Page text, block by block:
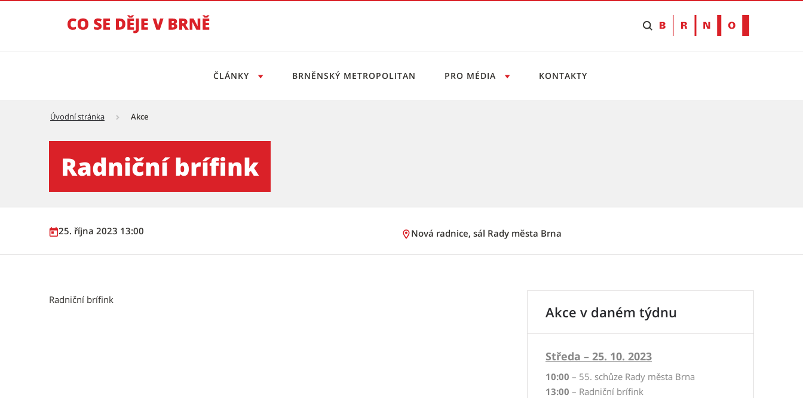
Radniční brífink - Tiskový servis
ČLÁNKY BRNĚNSKÝ METROPOLITAN PRO MÉDIA KONTAKTY
Úvodní stránka Akce
Radniční brífink
25. října 2023 13:00 Nová radnice, sál Rady města Brna
Radniční brífink
Akce v daném týdnu
Středa – 25. 10. 2023
10:00 – 55. schůze Rady města Brna
13:00 – Radniční brífink